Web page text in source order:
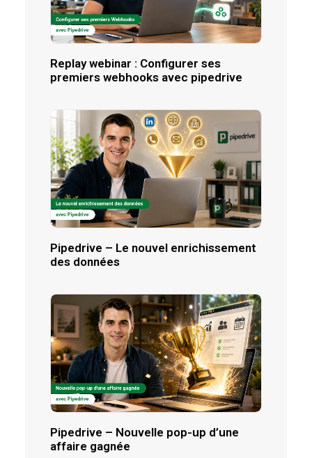
Replay webinar : Configurer ses
premiers webhooks avec pipedrive
Pipedrive – Le nouvel enrichissement
des données
Pipedrive – Nouvelle pop-up d’une
affaire gagnée